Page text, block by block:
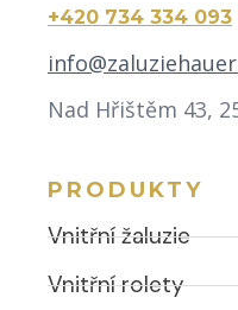
+420 734 334 093
Nad Hřištěm 43,
PRODUKTY
Vnitřní žaluzie
Vnitřní rolety